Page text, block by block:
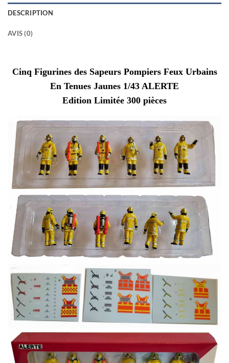
DESCRIPTION
AVIS (0)
Cinq Figurines des Sapeurs Pompiers Feux Urbains
En Tenues Jaunes 1/43 ALERTE
Edition Limitée 300 pièces